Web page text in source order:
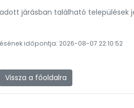
járásban található települések
időpontja: 2026-08-07 22:10:52
Vissza a főoldalra